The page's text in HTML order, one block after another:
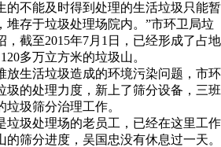
的不能及时得到处理的生活垃圾只能暂
堆存于垃圾处理场院内。”市环卫局垃
，截至2015年7月1日，已经形成了占地
多万立方米的垃圾山。
放生活垃圾造成的环境污染问题，市环
圾的处理力度，新上了筛分设备，三班
圾筛分治理工作。
垃圾处理场的老员工，已经在这里工作
的筛分进度，吴国忠没有休息过一天。